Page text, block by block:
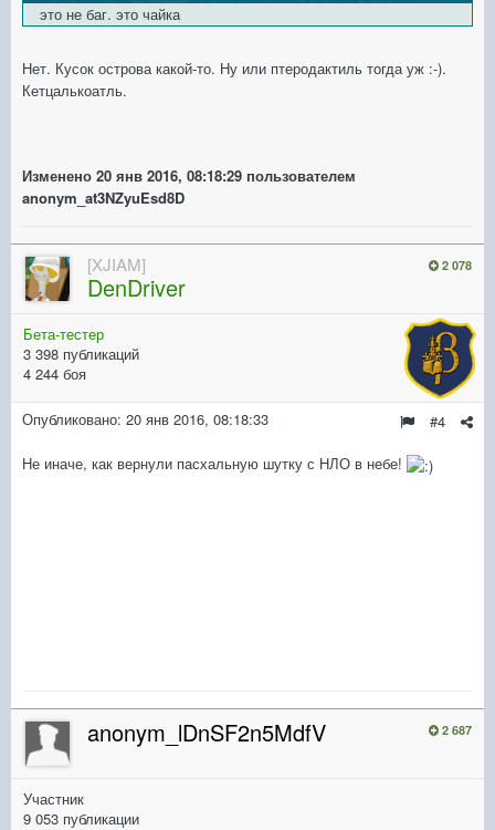
это не баг. это чайка
Нет. Кусок острова какой-то. Ну или птеродактиль тогда уж :-).
Кетцалькоатль.
Изменено 20 янв 2016, 08:18:29 пользователем
anonym_at3NZyuEsd8D
2 078
[XJIAM]
DenDriver
Бета-тестер
3 398 публикаций
4 244 боя
#4
Опубликовано: 20 янв 2016, 08:18:33
Не иначе, как вернули пасхальную шутку с НЛО в небе!
2 687
anonym_lDnSF2n5MdfV
Участник
9 053 публикации